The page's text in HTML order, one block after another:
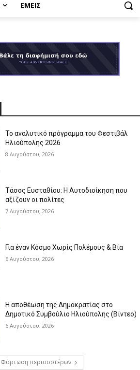
ΕΜΕΙΣ
Το αναλυτικό πρόγραμμα του Φεστιβάλ
Ηλιούπολης 2026
8 Αυγούστου, 2026
Τάσος Ευσταθίου: Η Αυτοδιοίκηση που
αξίζουν οι πολίτες
7 Αυγούστου, 2026
Για έναν Κόσμο Χωρίς Πολέμους & Βία
6 Αυγούστου, 2026
Η αποθέωση της Δημοκρατίας στο
Δημοτικό Συμβούλιο Ηλιούπολης (Βίντεο)
6 Αυγούστου, 2026
Φόρτωση περισσοτέρων